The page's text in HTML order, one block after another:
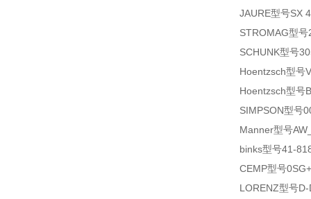
JAURE型号SX
STROMAG型
SCHUNK型号
Hoentzsch型号
Hoentzsch型号
SIMPSON型号
Manner型号
binks型号41-
CEMP型号
LORENZ型号